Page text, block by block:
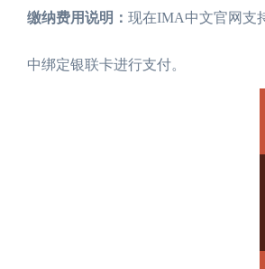
缴纳费用说明： 现在IMA中文官网支
中绑定银联卡进行支付。